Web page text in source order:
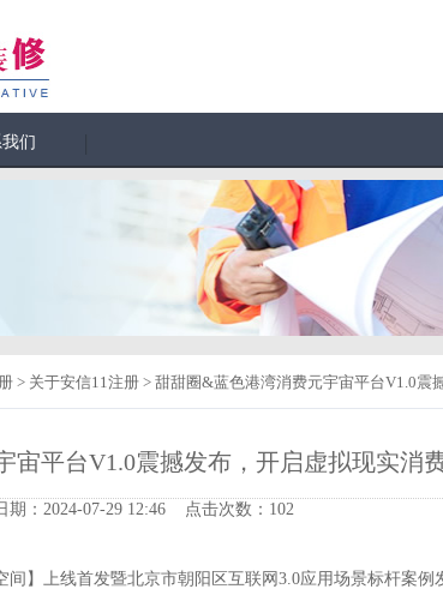
们
> 关于安信11注册 > 甜甜圈&蓝色港湾消费元宇宙平台V1.0震
宙平台V1.0震撼发布，开启虚拟现实消
期：2024-07-29 12:46 点击次数：102
】上线首发暨北京市朝阳区互联网3.0应用场景标杆案例